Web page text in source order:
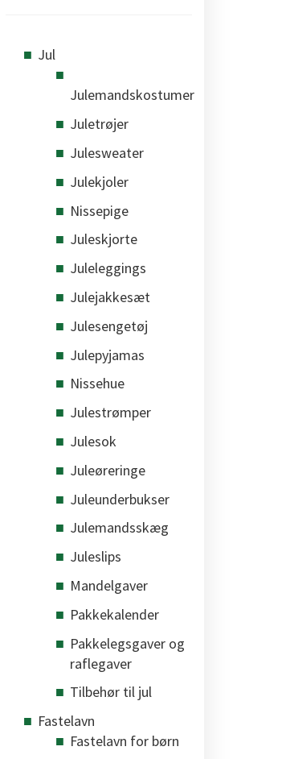
Jul
Julemandskostumer
Juletrøjer
Julesweater
Julekjoler
Nissepige
Juleskjorte
Juleleggings
Julejakkesæt
Julesengetøj
Julepyjamas
Nissehue
Julestrømper
Julesok
Juleøreringe
Juleunderbukser
Julemandsskæg
Juleslips
Mandelgaver
Pakkekalender
Pakkelegsgaver og
raflegaver
Tilbehør til jul
Fastelavn
Fastelavn for børn